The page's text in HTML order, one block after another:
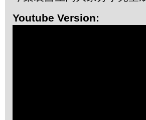
Youtube Version: